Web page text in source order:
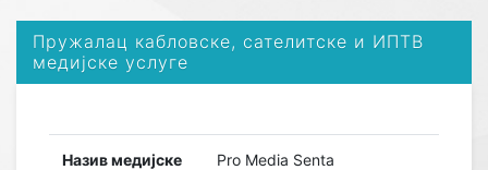
Пружалац кабловске, сателитске и ИПТВ
медијске услуге
Назив медијске
Pro Media Senta